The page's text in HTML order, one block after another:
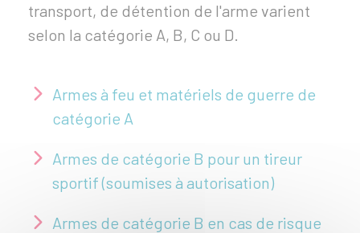
transport, de détention de l'arme varient
selon la catégorie A, B, C ou D.
Armes à feu et matériels de guerre de
catégorie A
Armes de catégorie B pour un tireur
sportif (soumises à autorisation)
Armes de catégorie B en cas de risque